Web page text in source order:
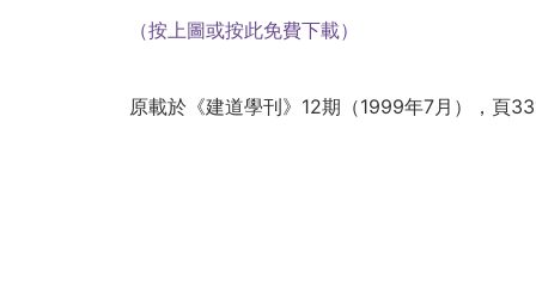
（按上圖或按此免費下載）
原載於《建道學刊》12期（1999年7月），頁